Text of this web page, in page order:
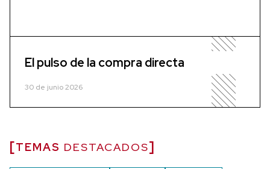
El pulso de la compra directa
30 de junio 2026
TEMAS DESTACADOS